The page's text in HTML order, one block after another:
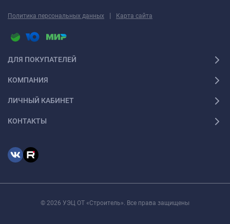
Политика персональных данных | Карта сайта
ДЛЯ ПОКУПАТЕЛЕЙ
КОМПАНИЯ
ЛИЧНЫЙ КАБИНЕТ
КОНТАКТЫ
© 2026 УЭЦ ОТ «Строитель». Все права защищены